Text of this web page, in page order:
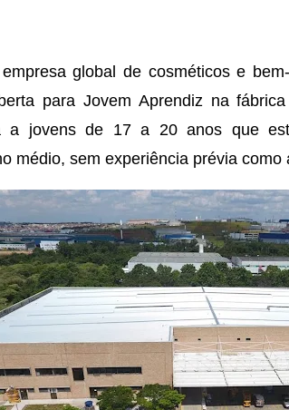
global de cosméticos e
para Jovem Aprendiz na
a jovens de 17 a 20 anos que
médio, sem experiência prévia como